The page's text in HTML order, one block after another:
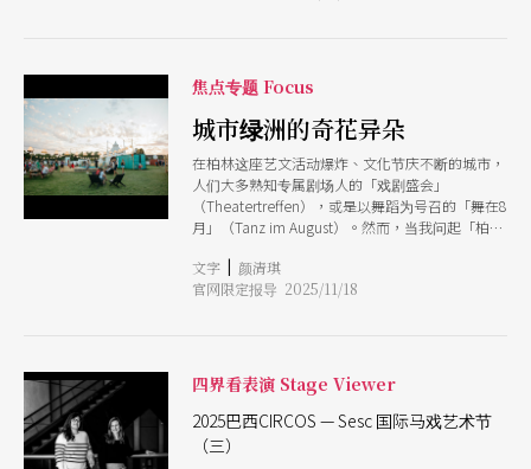
香川县创立「濑户内马戏工厂」，致力于发展「扎
来的走向它不是商业化的复制，而是与土地共生的
Berlin，简称变色龙），在柏林这个表演艺术高度
发展的城市里，马戏从一种边陲娱乐转化为具有创
作语言与社会议题承载力的表演形式，变色龙剧院
可说是这场转型的催化场域之一。
焦点专题 Focus
城市绿洲的奇花异朵
在柏林这座艺文活动爆炸、文化节庆不断的城市，
人们大多熟知专属剧场人的「戏剧盛会」
（Theatertreffen），或是以舞蹈为号召的「舞在8
月」（Tanz im August）。然而，当我问起「柏林
半皱起眉头：「柏林有马戏节？」 这样的反应并
不意外。它选在剧院放暑假的夏季登场，从事与热
本的，马戏作为表演类型，永远在「娱乐」与「艺
术」之间摆荡，难以归类。 正是在这样不合时
宜、不符常规的缝隙里，柏林马戏节从2015年开
始，一步步把非典型变成日常，让「见怪不怪」成
文字 | 颜清琪
官网限定报导 2025/11/18
四界看表演 Stage Viewer
2025巴西CIRCOS — Sesc 国际马戏艺术节
（三）